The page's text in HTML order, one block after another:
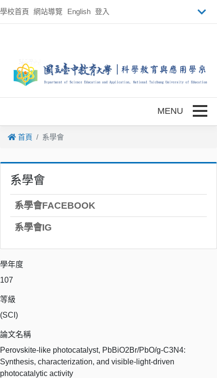
學校首頁 網站導覽 English 登入
首頁 系學會
系學會
系學會FACEBOOK
系學會IG
學年度
107
等級
(SCI)
論文名稱
Perovskite-like photocatalyst, PbBiO2Br/PbO/g-C3N4:
Synthesis, characterization, and visible-light-driven
photocatalytic activity